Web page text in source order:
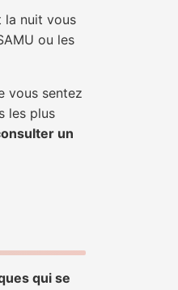
la nuit vous
ou les
vous sentez
les plus
un
qui se